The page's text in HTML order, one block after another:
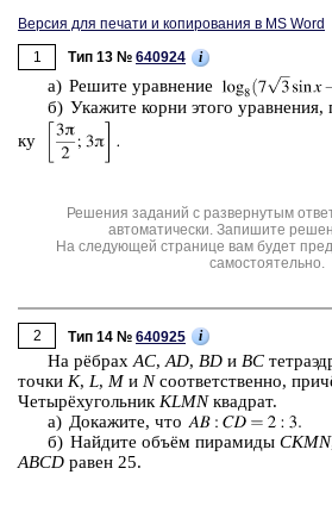
Версия для печати и копирования в MS Word
1
Тип 13 № 640924 i
a) Ре­ши­те урав­не­ние
б) Ука­жи­те корни этого
ку
Решения заданий с развернутым
автоматически. Запишите
На следующей странице вам будет
самостоятельно.
2 Тип 14 № 640925 i
На рёбрахAC,AD, BD и BC
точки K, L, M и Nсо­от­вет­ствен­но,
Четырёхуголь­никKLMNквад­рат.
а) До­ка­жи­те, что
б) Най­ди­те объём пи­ра­ми­ды CKMN
ABCD равен 25.